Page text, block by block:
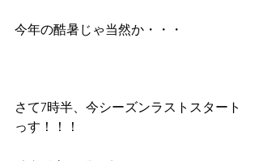
今年の酷暑じゃ当然か・・・
さて7時半、今シーズンラストスタート
っす！！！